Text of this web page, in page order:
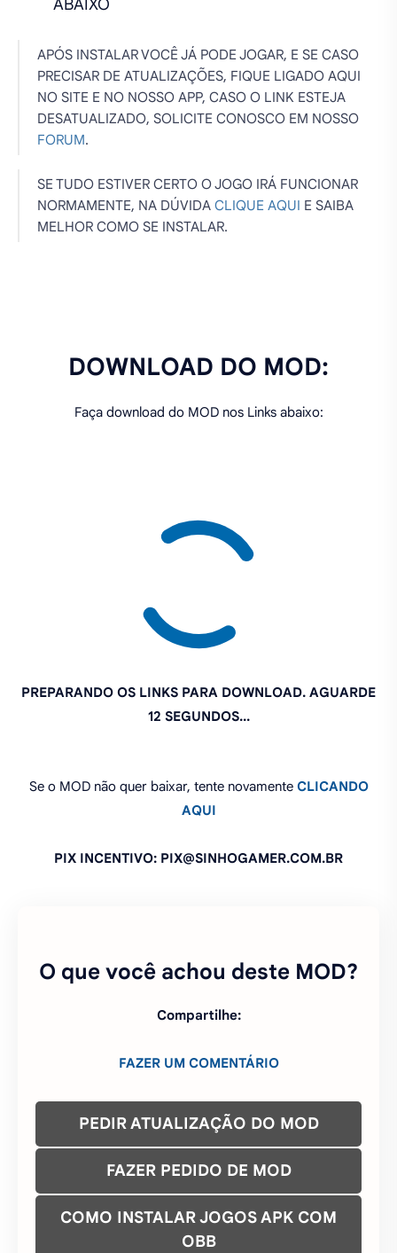
ABAIXO
APÓS INSTALAR VOCÊ JÁ PODE JOGAR, E SE CASO
PRECISAR DE ATUALIZAÇÕES, FIQUE LIGADO AQUI
NO SITE E NO NOSSO APP, CASO O LINK ESTEJA
DESATUALIZADO, SOLICITE CONOSCO EM NOSSO
FORUM.
SE TUDO ESTIVER CERTO O JOGO IRÁ FUNCIONAR
NORMAMENTE, NA DÚVIDA CLIQUE AQUI E SAIBA
MELHOR COMO SE INSTALAR.
DOWNLOAD DO MOD:
Faça download do MOD nos Links abaixo:
PREPARANDO OS LINKS PARA DOWNLOAD. AGUARDE
11 SEGUNDOS...
Se o MOD não quer baixar, tente novamente
AQUI
PIX INCENTIVO: PIX@SINHOGAMER.COM.BR
O que você achou deste MOD?
Compartilhe:
PEDIR ATUALIZAÇÃO DO MOD
FAZER PEDIDO DE MOD
COMO INSTALAR JOGOS APK COM
ENTRE NO NOSSO GRUPO NO
WHATSAPP
ENTRE NO NOSSO CANAL DO
TELEGRAM